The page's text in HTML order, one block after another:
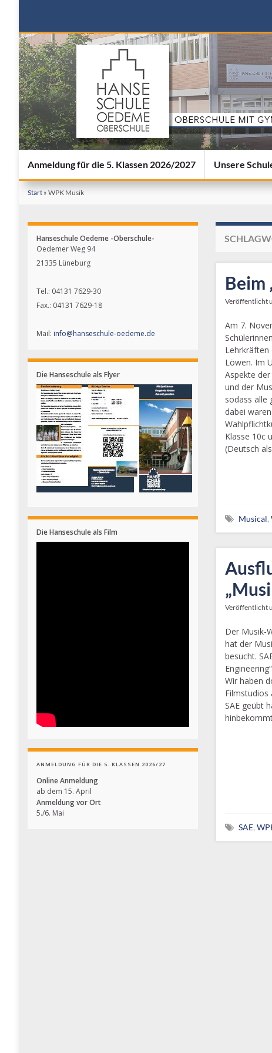
Anmeldung für die 5. Klassen 2026/2027 Unsere
Start » WPK Musik
Beim
Veröffentlicht
Am 7.
Lehrkräften
Löwen. Im
Aspekte
und der
sodass alle
dabei
Klasse 10c
(Deutsch
Musical,
Veröffentlicht
Der Musik-
hat der
besucht.
Wir haben
Filmstudios
SAE geübt
SAE,
Hanseschule Oedeme -Oberschule-
Oedemer Weg 94
21335 Lüneburg
Tel.: 04131 7629-30
Fax.: 04131 7629-18
Mail: info@hanseschule-oedeme.de
Die Hanseschule als Flyer
Die Hanseschule als Film
ANMELDUNG FÜR DIE 5. KLASSEN 2026/27
Online Anmeldung
ab dem 15. April
Anmeldung vor Ort
5./6. Mai